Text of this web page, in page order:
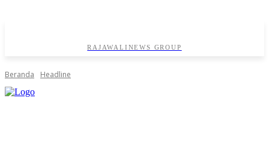
RAJAWALINEWS GROUP
Beranda Headline